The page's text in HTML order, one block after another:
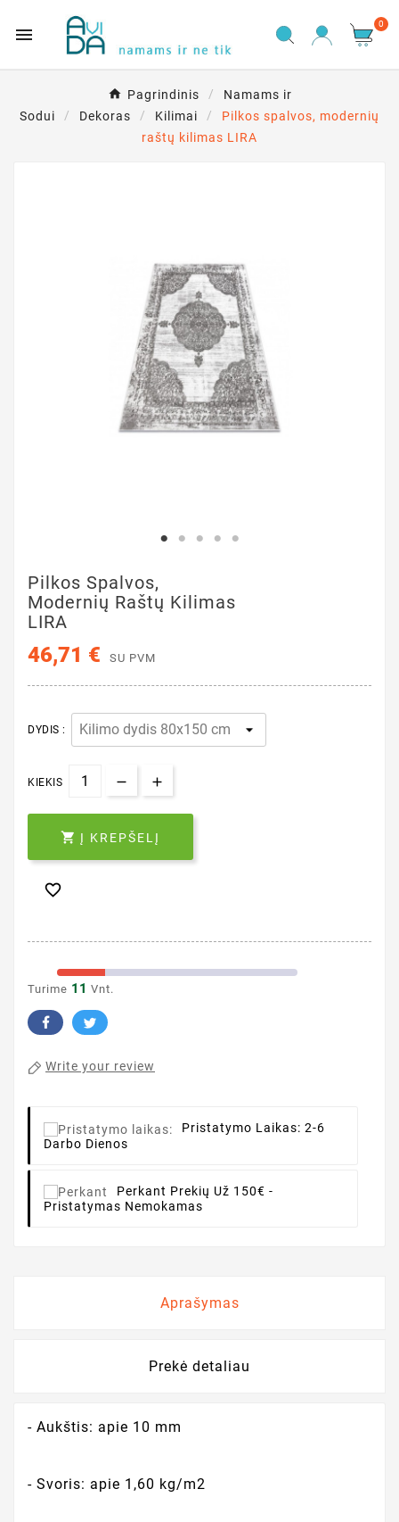

0
Pagrindinis
Namams ir
Sodui
Dekoras Kilimai
Pilkos spalvos, modernių
raštų kilimas LIRA
Pilkos Spalvos,
Modernių Raštų Kilimas
LIRA
46,71 € SU PVM
DYDIS :
KIEKIS
 Į KREPŠELĮ

Turime 11 Vnt.
Write your review
Pristatymo Laikas: 2-6
Darbo Dienos
Perkant Prekių Už 150€ -
Pristatymas Nemokamas
Aprašymas
Prekė detaliau
- Aukštis: apie 10 mm
- Svoris: apie 1,60 kg/m2